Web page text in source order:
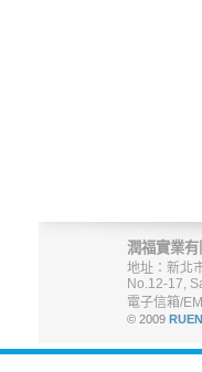
潤福實業有
地址：新北
No.12-17,
電子信箱/
© 2009